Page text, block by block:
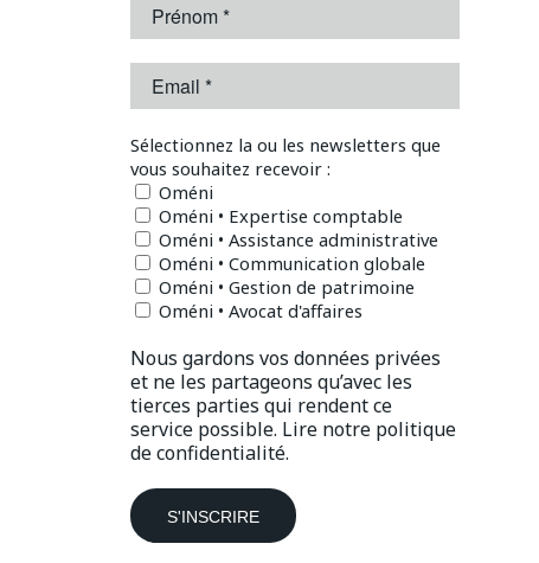
Sélectionnez la ou les newsletters que
vous souhaitez recevoir :
Oméni
Oméni • Expertise comptable
Oméni • Assistance administrative
Oméni • Communication globale
Oméni • Gestion de patrimoine
Oméni • Avocat d'affaires
Nous gardons vos données privées
et ne les partageons qu’avec les
tierces parties qui rendent ce
service possible. Lire notre politique
de confidentialité.